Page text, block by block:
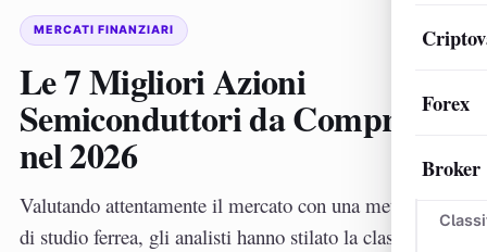
Forex
Broker
MERCATI FINANZIARI
Le 7 Migliori Azioni
Semiconduttori da Comprare
nel 2026
Valutando attentamente il mercato con una metodologia
di studio ferrea, gli analisti hanno stilato la classifica